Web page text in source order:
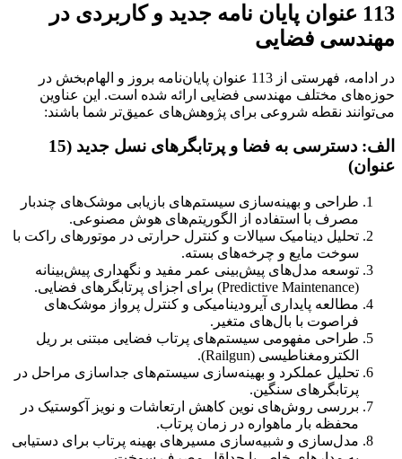
113 عنوان پایان نامه جدید و کاربردی در
مهندسی فضایی
در ادامه، فهرستی از 113 عنوان پایان‌نامه بروز و الهام‌بخش در
حوزه‌های مختلف مهندسی فضایی ارائه شده است. این عناوین
می‌توانند نقطه شروعی برای پژوهش‌های عمیق‌تر شما باشند:
الف: دسترسی به فضا و پرتابگرهای نسل جدید (15
عنوان)
طراحی و بهینه‌سازی سیستم‌های بازیابی موشک‌های چندبار
مصرف با استفاده از الگوریتم‌های هوش مصنوعی.
تحلیل دینامیک سیالات و کنترل حرارتی در موتورهای راکت با
سوخت مایع و چرخه‌های بسته.
توسعه مدل‌های پیش‌بینی عمر مفید و نگهداری پیش‌بینانه
(Predictive Maintenance) برای اجزای پرتابگرهای فضایی.
مطالعه پایداری آیرودینامیکی و کنترل پرواز موشک‌های
فراصوت با بال‌های متغیر.
طراحی مفهومی سیستم‌های پرتاب فضایی مبتنی بر ریل
الکترومغناطیسی (Railgun).
تحلیل عملکرد و بهینه‌سازی سیستم‌های جداسازی مراحل در
پرتابگرهای سنگین.
بررسی روش‌های نوین کاهش ارتعاشات و نویز آکوستیک در
محفظه بار ماهواره در زمان پرتاب.
مدل‌سازی و شبیه‌سازی مسیرهای بهینه پرتاب برای دستیابی